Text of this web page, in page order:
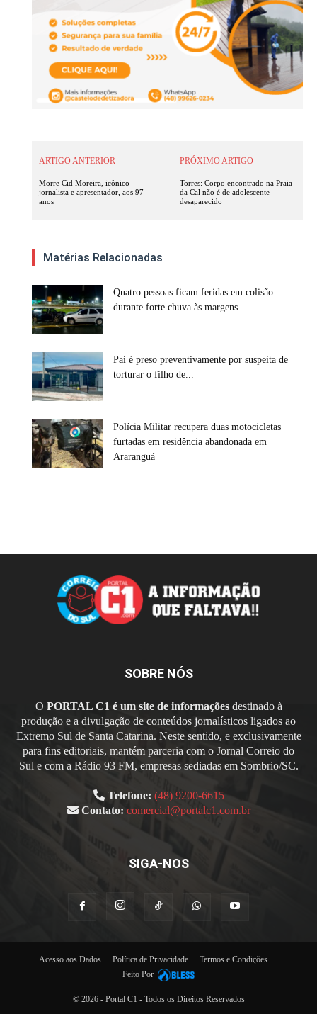
ARTIGO ANTERIOR
Morre Cid Moreira, icônico
jornalista e apresentador, aos 97
anos
PRÓXIMO ARTIGO
Torres: Corpo encontrado na Praia
da Cal não é de adolescente
desaparecido
Matérias Relacionadas
Quatro pessoas ficam feridas em colisão
durante forte chuva às margens...
Pai é preso preventivamente por suspeita de
torturar o filho de...
Polícia Militar recupera duas motocicletas
furtadas em residência abandonada em
Araranguá
SOBRE NÓS
O PORTAL C1 é um site de informaçõesdestinado à
produção e a divulgação de conteúdos jornalísticos ligados ao
Extremo Sul de Santa Catarina. Neste sentido, e exclusivamente
para fins editoriais, mantém parceria com o Jornal Correio do
Sul e com a Rádio 93 FM, empresas sediadas em Sombrio/SC.
Telefone: (48) 9200-6615
Contato: comercial@portalc1.com.br
SIGA-NOS
Acesso aos Dados Política de Privacidade
Termos e Condições
Feito Por
© 2026 - Portal C1 - Todos os Direitos Reservados